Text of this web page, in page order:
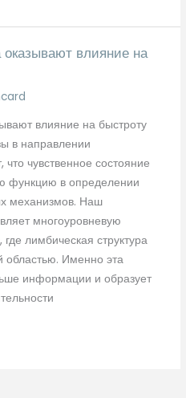
влияние на
влияние на быстроту
в направлении
чувственное состояние
функцию в определении
механизмов. Наш
многоуровневую
где лимбическая структура
областью. Именно эта
информации и образует